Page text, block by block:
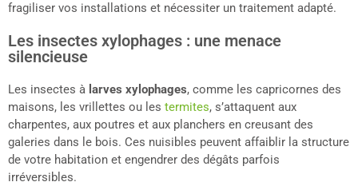
fragiliser vos installations et nécessiter un traitement adapté.
Les insectes xylophages : une menace
silencieuse
Les insectes à larves xylophages, comme les capricornes des
maisons, les vrillettes ou les termites, s’attaquent aux
charpentes, aux poutres et aux planchers en creusant des
galeries dans le bois. Ces nuisibles peuvent affaiblir la structure
de votre habitation et engendrer des dégâts parfois
irréversibles.